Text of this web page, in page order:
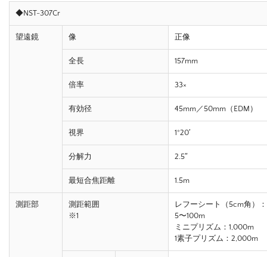
◆NST-307Cr
望遠鏡 像 正像
全長 157mm
倍率 33×
有効径 45mm／50mm（EDM）
視界 1°20′
分解力 2.5″
最短合焦距離 1.5m
測距部
測距範囲
※1
レフーシート（5cm角）：
5〜100m
ミニプリズム：1,000m
1素子プリズム：2,000m